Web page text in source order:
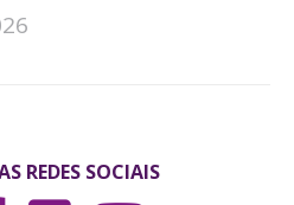
REDES SOCIAIS